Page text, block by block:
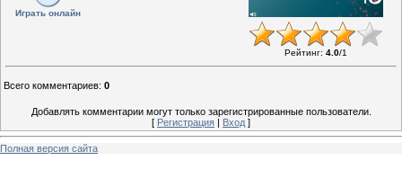
Играть онлайн
Рейтинг: 4.0/1
Всего комментариев: 0
Добавлять комментарии могут только зарегистрированные пользователи.
[ Регистрация | Вход ]
Полная версия сайта